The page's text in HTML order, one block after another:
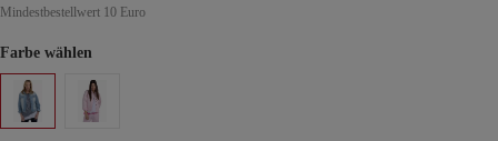
Mindestbestellwert 10 Euro
Farbe wählen